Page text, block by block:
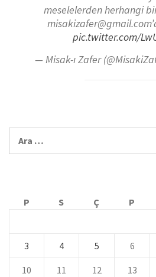
meselelerden herhangi
pic.twitter.com/
— Misak-ı Zafer
P
S Ç P
3 4 5 6
10 11 12 13